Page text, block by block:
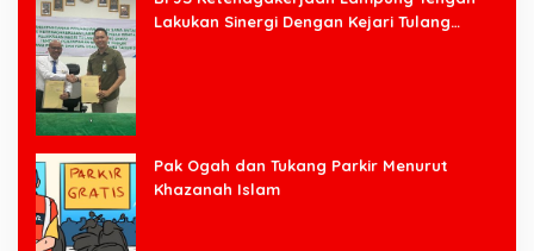
Lakukan Sinergi Dengan Kejari Tulang
Pak Ogah dan Tukang Parkir Menurut
Khazanah Islam